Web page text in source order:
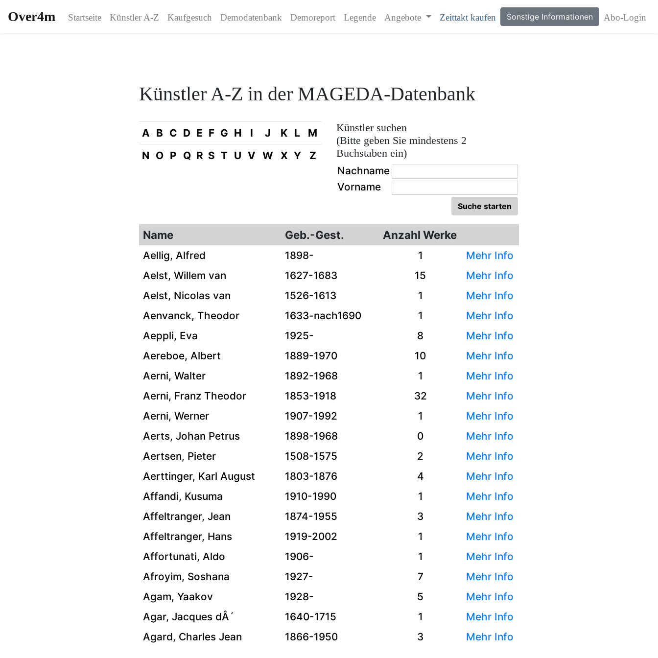
Over4m Startseite Künstler A-Z Kaufgesuch Demodatenbank Demoreport Legende Angebote Zeittakt kaufen Sonstige Informationen Abo-Login
Künstler A-Z in der MAGEDA-Datenbank
A B C D E F G H I J K L
M
N O P Q R S T U V W X Y Z
Künstler suchen
(Bitte geben Sie mindestens 2
Buchstaben ein)
Nachname
Vorname
Name Geb.-Gest. Anzahl Werke
Aellig, Alfred 1898- 1
Mehr Info
Aelst, Willem van
1627-1683 15
Mehr Info
Aelst, Nicolas van
1526-1613 1
Mehr Info
Aenvanck, Theodor
1633-nach1690 1
Mehr Info
Aeppli, Eva
1925- 8
Mehr Info
Aereboe, Albert
1889-1970 10
Mehr Info
Aerni, Walter
1892-1968 1
Mehr Info
Aerni, Franz Theodor
1853-1918 32
Mehr Info
Aerni, Werner
1907-1992 1
Mehr Info
Aerts, Johan Petrus
1898-1968 0
Mehr Info
Aertsen, Pieter
1508-1575 2
Mehr Info
Aerttinger, Karl August
1803-1876 4
Mehr Info
Affandi, Kusuma
1910-1990 1
Mehr Info
Affeltranger, Jean
1874-1955 3
Mehr Info
Affeltranger, Hans
1919-2002 1
Mehr Info
Affortunati, Aldo
1906- 1
Mehr Info
Afroyim, Soshana
1927- 7
Mehr Info
Agam, Yaakov
1928- 5
Mehr Info
Agar, Jacques dÂ´
1640-1715 1
Mehr Info
Agard, Charles Jean
1866-1950 3 Mehr Info